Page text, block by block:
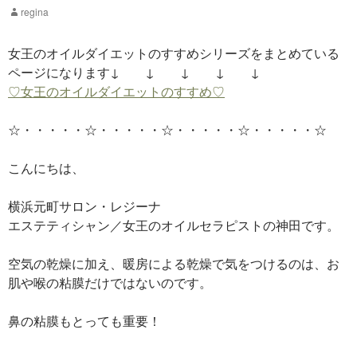
regina
女王のオイルダイエットのすすめシリーズをまとめている
ページになります↓ ↓ ↓ ↓ ↓
♡女王のオイルダイエットのすすめ♡
☆・・・・・☆・・・・・☆・・・・・☆・・・・・☆
こんにちは、
横浜元町サロン・レジーナ
エステティシャン／女王のオイルセラピストの神田です。
空気の乾燥に加え、暖房による乾燥で気をつけるのは、お
肌や喉の粘膜だけではないのです。
鼻の粘膜もとっても重要！